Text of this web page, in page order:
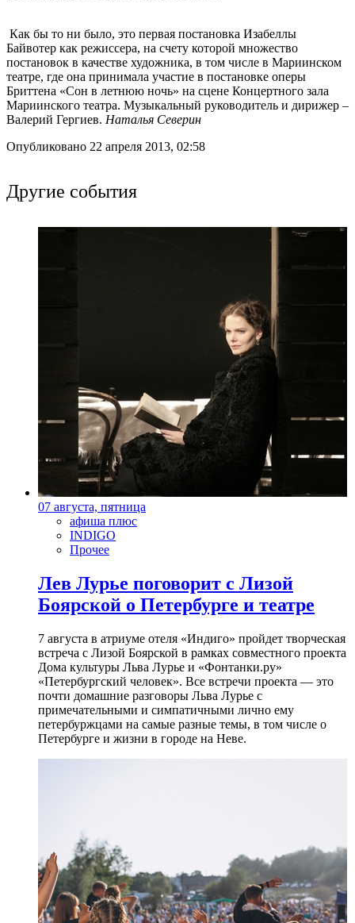
Как бы то ни было, это первая постановка Изабеллы
Байвотер как режиссера, на счету которой множество
постановок в качестве художника, в том числе в Мариинском
театре, где она принимала участие в постановке оперы
Бриттена «Сон в летнюю ночь» на сцене Концертного зала
Мариинского театра. Музыкальный руководитель и дирижер –
Валерий Гергиев. Наталья Северин
Опубликовано 22 апреля 2013, 02:58
Другие события
07 августа, пятница
афиша плюс
INDIGO
Прочее
Лев Лурье поговорит с Лизой
Боярской о Петербурге и театре
7 августа в атриуме отеля «Индиго» пройдет творческая
встреча с Лизой Боярской в рамках совместного проекта
Дома культуры Льва Лурье и «Фонтанки.ру»
«Петербургский человек». Все встречи проекта — это
почти домашние разговоры Льва Лурье с
примечательными и симпатичными лично ему
петербуржцами на самые разные темы, в том числе о
Петербурге и жизни в городе на Неве.